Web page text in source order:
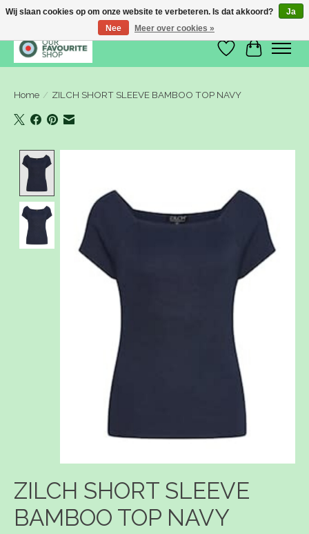
Verlanglijst
Home / ZILCH SHORT SLEEVE BAMBOO TOP NAVY
ZILCH SHORT SLEEVE
BAMBOO TOP NAVY
Wij slaan cookies op om onze website te verbeteren. Is dat akkoord?
Ja
Nee
Meer over cookies »